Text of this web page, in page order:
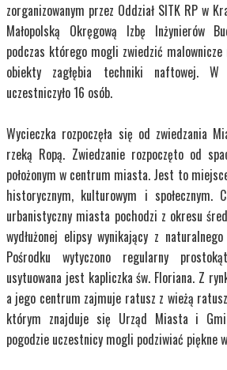
zorganizowanym przez Oddział SITK RP w
Małopolską Okręgową Izbę Inżynierów
podczas którego mogli zwiedzić
obiekty zagłębia techniki naftowej. W
uczestniczyło 16 osób.
Wycieczka rozpoczęła się od zwiedzania
rzeką Ropą. Zwiedzanie rozpoczęto od
położonym w centrum miasta. Jest to
historycznym, kulturowym i społecznym.
urbanistyczny miasta pochodzi z okresu
wydłużonej elipsy wynikający z
Pośrodku wytyczono regularny
usytuowana jest kapliczka św. Floriana. Z
a jego centrum zajmuje ratusz z wieżą
którym znajduje się Urząd Miasta i
pogodzie uczestnicy mogli podziwiać piękne